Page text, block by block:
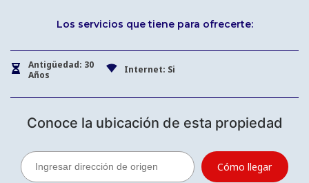
Los servicios que tiene para ofrecerte:
Antigüedad: 30
Años
Internet: Si
Conoce la ubicación de esta propiedad
Cómo llegar